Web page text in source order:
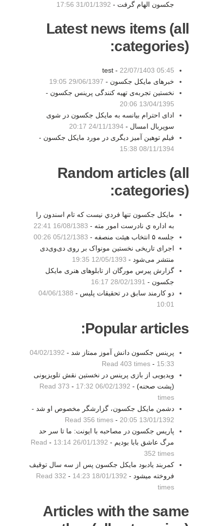
جکسون الهام گرفت - 31/01/1392 17:56
Latest news items (all
categories):
test - 22/07/1403 05:45
خبرهای مایکل جکسون - 29/06/1397 19:05
نخستین تجربه‌ی تهیه کنندگی پرینس جکسون -
13/04/1395 20:06
ادای احترام بیانسه به مایکل جکسون در شوی
سوپربال امسال - 24/11/1394 20:17
فیلم توهین آمیز دیگری در مورد مایکل جکسون -
08/11/1394 15:38
Random articles (all
categories):
مايكل جكسون تنها فردي نيست كه تام اسندون را
به اداره ي نادرست امور مته - 16/08/1383 22:41
جلسه ۵ انتخاب هیئت منصفه -
05/12/1383 00:26
اجرای تاریخی نخستین مونواک بر روی دی‌وی‌دی
منتشر می‌شود - 12/05/1393 19:35
گزارش پیرس مورگان از تابلوهای هنری مایکل
جکسون - 28/02/1391 16:17
دو کارمند سابق در تحقیقات پلیس - 04/06/1388
10:01
Popular articles:
پرینس جکسون دانش آموز ممتاز شد - 04/02/1392
15:33
-
Read 403 times
ویدیویی از بازی پرینس در نخستین نقش تلویزیونی
(پشت صحنه) - 06/02/1392 17:32
-
Read 373
times
دشمن مایکل جکسون، گزارشگر مخصوص او شد -
13/01/1392 20:05
-
Read 356 times
پاریس جکسون در مصاحبه با ایونت: ما تا سر حد
مرگ عاشق‌ بابا بودیم - 26/01/1392 13:14
-
Read
352 times
کمربند یادبود مایکل جکسون پس از سه سال توقیف
فروخته میشود - 18/01/1392 14:23
-
Read 332
times
Articles with the same